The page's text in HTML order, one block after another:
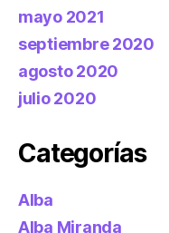
mayo 2021
septiembre 2020
agosto 2020
julio 2020
Categorías
Alba
Alba Miranda